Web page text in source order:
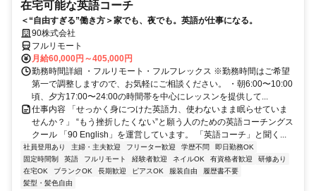
在宅可能な英語コーチ
＜“自由すぎる”働き方＞家でも、夜でも。英語が仕事になる。
90株式会社
フルリモート
月給60,000円～405,000円
勤務時間詳細 ・フルリモート・フルフレックス ※勤務時間はご希望
第一で調整しますので、お気軽にご相談ください。 ・朝6:00〜10:00
頃、夕方17:00〜24:00の時間帯を中心にレッスンを提供して...
仕事内容 「せっかく身につけた英語力、使わないまま眠らせていま
せんか？」 “もう挫折したくない”と願う人のための英語コーチングス
クール 「90 English」を運営しています。 「英語コーチ」と聞く...
社員登用あり 主婦・主夫歓迎 フリーター歓迎 学歴不問
即日勤務OK
固定時間制
英語 フルリモート 経験者歓迎 ネイルOK 有資格者歓迎
研修あり
在宅OK
ブランクOK 長期歓迎 ピアスOK 服装自由
履歴書不要
髪型・髪色自由